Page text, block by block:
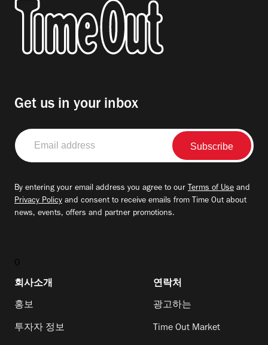
Get us in your inbox
Email
address
By entering your email address you agree to our Terms of Use and
Privacy Policy and consent to receive emails from Time Out about
news, events, offers and partner promotions.
0
회사소개
홍보
투자자 정보
연락처
광고하는
Time Out Market